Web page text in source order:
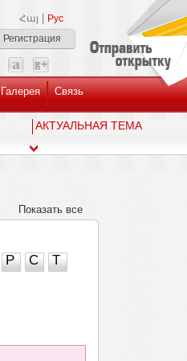
Հայ
Рус
Регистрация
Галерея Связь
AКТУАЛЬНАЯ ТЕМА
Показать все
Р С
Т